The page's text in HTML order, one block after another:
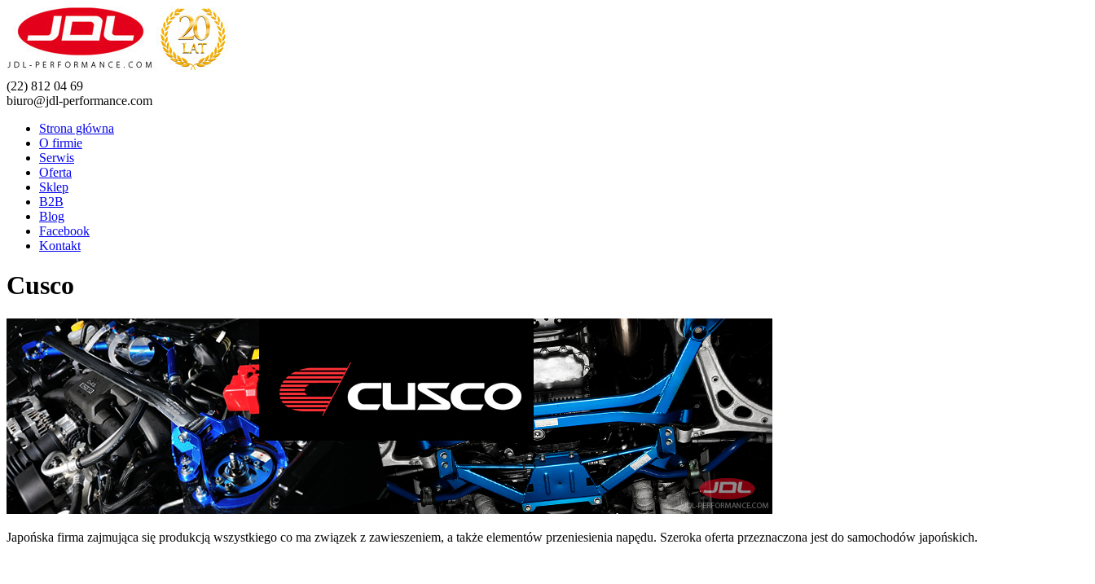
(22) 812 04 69
biuro@jdl-performance.com
Strona główna
O firmie
Serwis
Oferta
Sklep
B2B
Blog
Facebook
Kontakt
Cusco
Japońska firma zajmująca się produkcją wszystkiego co ma związek z zawieszeniem, a także elementów przeniesienia napędu. Szeroka oferta przeznaczona jest do samochodów japońskich.